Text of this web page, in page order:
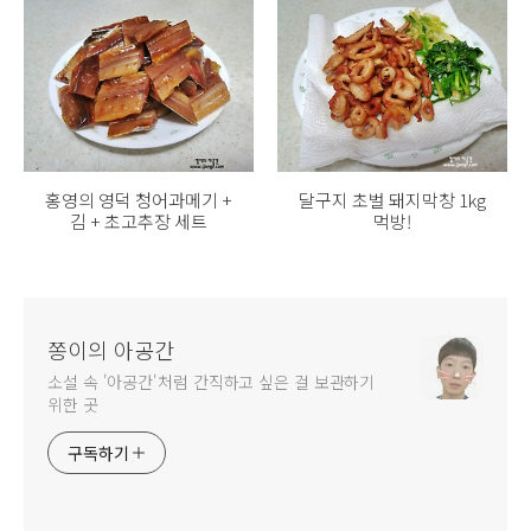
홍영의 영덕 청어과메기 +
김 + 초고추장 세트
달구지 초벌 돼지막창 1kg
먹방!
쫑이의 아공간
소설 속 '아공간'처럼 간직하고 싶은 걸 보관하기
위한 곳
구독하기